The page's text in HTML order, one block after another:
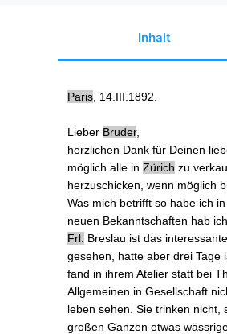
Inhalt
Paris, 14.III.1892.
Lieber Bruder,
herzlichen Dank für Deinen
möglich alle in Zürich zu
herzuschicken, wenn möglich
Was mich betrifft so habe ich
neuen Bekanntschaften hab
Frl. Breslau ist das
gesehen, hatte aber drei Tage
fand in ihrem Atelier statt bei
Allgemeinen in Gesellschaft
leben sehen. Sie trinken nicht,
großen Ganzen etwas